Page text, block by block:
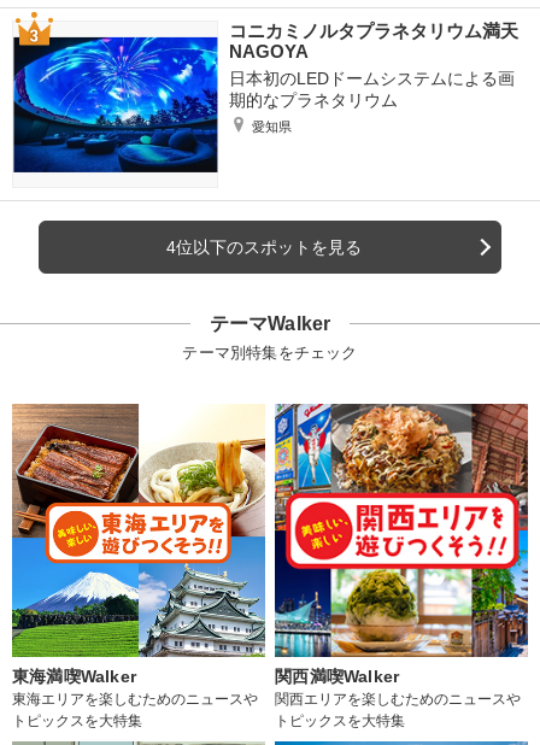
コニカミノルタプラネタリウム満天
NAGOYA
日本初のLEDドームシステムによる画
期的なプラネタリウム
愛知県
4位以下のスポットを見る
テーマWalker
テーマ別特集をチェック
東海満喫Walker
東海エリアを楽しむためのニュースや
トピックスを大特集
関西満喫Walker
関西エリアを楽しむためのニュースや
トピックスを大特集